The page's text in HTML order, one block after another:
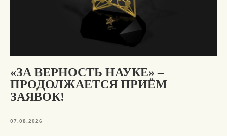
«ЗА ВЕРНОСТЬ НАУКЕ» –
ПРОДОЛЖАЕТСЯ ПРИЁМ
ЗАЯВОК!
07.08.2026